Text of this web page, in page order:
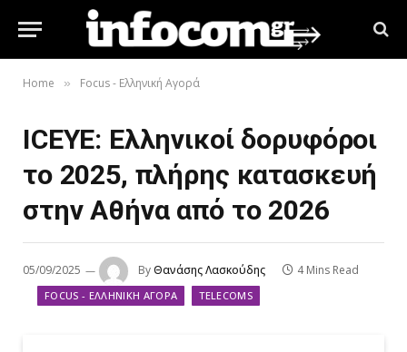
Home » Focus - Ελληνική Αγορά
ICEYE: Ελληνικοί δορυφόροι
το 2025, πλήρης κατασκευή
στην Αθήνα από το 2026
05/09/2025 ByΘανάσης Λασκούδης 4 Mins Read
FOCUS - ΕΛΛΗΝΙΚΉ ΑΓΟΡΆ TELECOMS